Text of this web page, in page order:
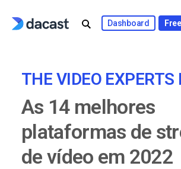
Dashboard
THE VIDEO EXPERTS
As 14 melhores
plataformas de
de vídeo em 2022